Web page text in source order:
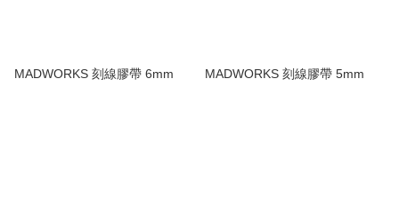
MADWORKS 刻線膠帶 6mm MADWORKS 刻線膠帶 5mm